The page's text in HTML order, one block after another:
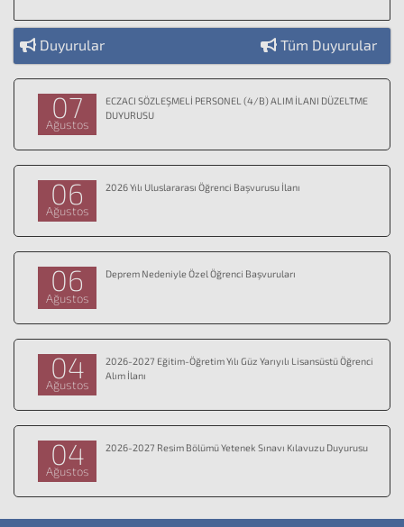
Duyurular Tüm Duyurular
07
Ağustos
ECZACI SÖZLEŞMELİ PERSONEL (4/B) ALIM İLANI DÜZELTME
DUYURUSU
06
Ağustos
2026 Yılı Uluslararası Öğrenci Başvurusu İlanı
06
Ağustos
Deprem Nedeniyle Özel Öğrenci Başvuruları
04
Ağustos
2026-2027 Eğitim-Öğretim Yılı Güz Yarıyılı Lisansüstü Öğrenci
Alım İlanı
04
Ağustos
2026-2027 Resim Bölümü Yetenek Sınavı Kılavuzu Duyurusu